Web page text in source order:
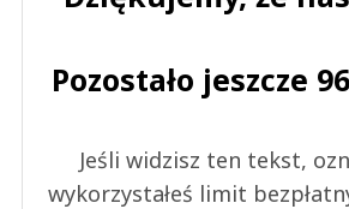
Pozostało jeszcze
Jeśli widzisz ten tekst,
wykorzystałeś limit